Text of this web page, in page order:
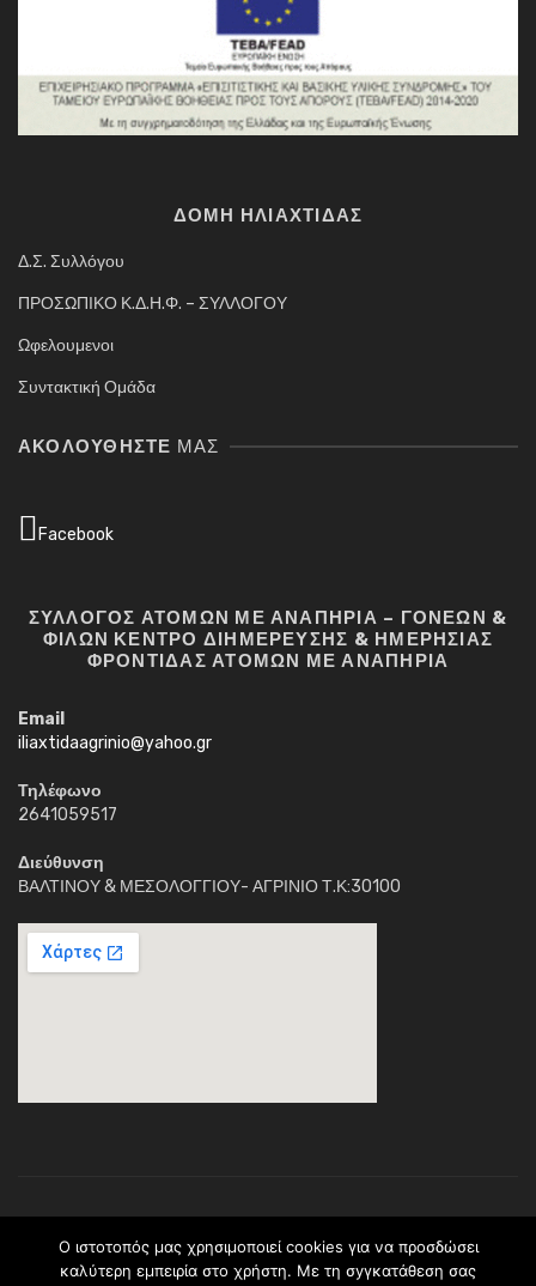
ΔΟΜΗ ΗΛΙΑΧΤΙΔΑΣ
Δ.Σ. Συλλόγου
ΠΡΟΣΩΠΙΚΟ Κ.Δ.Η.Φ. – ΣΥΛΛΟΓΟΥ
Ωφελουμενοι
Συντακτική Ομάδα
ΑΚΟΛΟΥΘΉΣΤΕ ΜΑΣ
Facebook
ΣΥΛΛΟΓΟΣ ΑΤΟΜΩΝ ΜΕ ΑΝΑΠΗΡΙΑ – ΓΟΝΕΩΝ &
ΦΙΛΩΝ ΚΕΝΤΡΟ ΔΙΗΜΕΡΕΥΣΗΣ & ΗΜΕΡΗΣΙΑΣ
ΦΡΟΝΤΙΔΑΣ ΑΤΟΜΩΝ ΜΕ ΑΝΑΠΗΡΙΑ
Email
iliaxtidaagrinio@yahoo.gr
Τηλέφωνο
2641059517
Διεύθυνση
ΒΑΛΤΙΝΟΥ & ΜΕΣΟΛΟΓΓΙΟΥ- ΑΓΡΙΝΙΟ Τ.Κ:30100
νομίμου δικαιώματος.Το περιεχόμενο ανήκει (C) στο σύλλογο
Ηλιαχτίδα * ΠΡΑΞΗ: <> Υλοποιείται στο πλαίσιο του Επιχειρησιακού
O ιστοτοπός μας χρησιμοποιεί cookies για να προσδώσει
καλύτερη εμπειρία στο χρήστη. Με τη σyγκατάθεση σας